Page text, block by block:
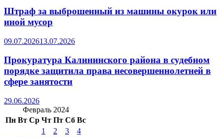
Штраф за выброшенный из машины окурок или
иной мусор
09.07.202613.07.2026
Прокуратура Калининского района в судебном
порядке защитила права несовершеннолетней в
сфере занятости
29.06.2026
Февраль 2024
Пн Вт Ср Чт Пт Сб Вс
1
2 3
4